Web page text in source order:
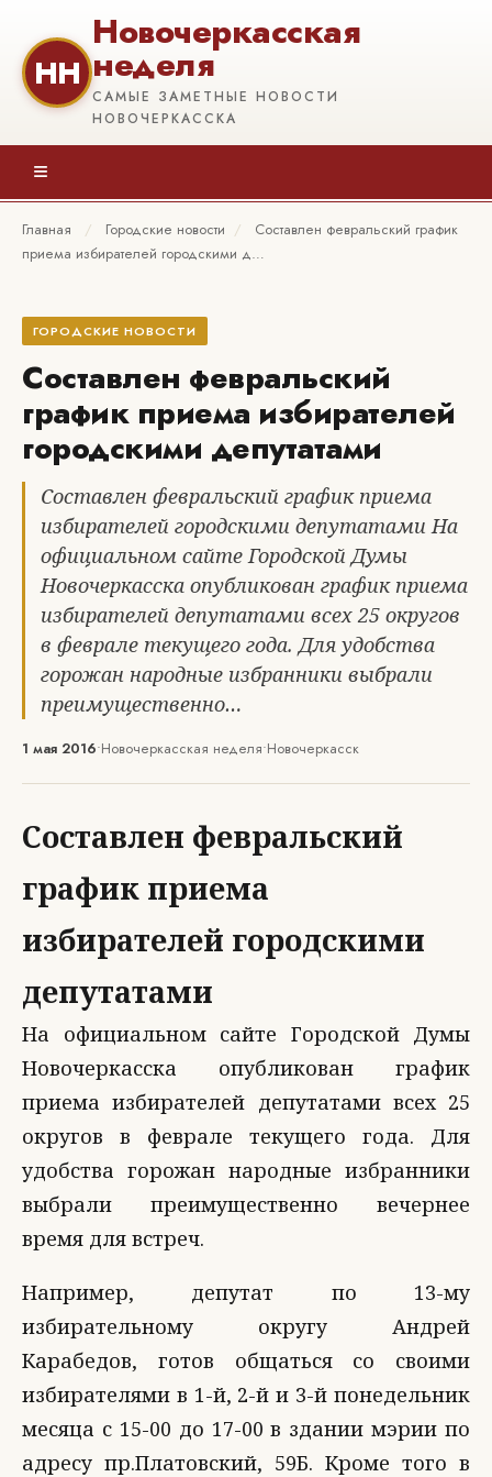
НН
Новочеркасская
неделя
САМЫЕ ЗАМЕТНЫЕ НОВОСТИ
НОВОЧЕРКАССКА
≡
Главная / Городские новости /
Составлен февральский график
приема избирателей городскими д…
ГОРОДСКИЕ НОВОСТИ
Составлен февральский
график приема избирателей
городскими депутатами
Составлен февральский график приема
избирателей городскими депутатами На
официальном сайте Городской Думы
Новочеркасска опубликован график приема
избирателей депутатами всех 25 округов
в феврале текущего года. Для удобства
горожан народные избранники выбрали
преимущественно…
1 мая 2016•Новочеркасская неделя•Новочеркасск
Составлен февральский
график приема
избирателей городскими
депутатами
На официальном сайте Городской Думы
Новочеркасска опубликован график
приема избирателей депутатами всех 25
округов в феврале текущего года. Для
удобства горожан народные избранники
выбрали преимущественно вечернее
время для встреч.
Например, депутат по 13-му
избирательному округу Андрей
Карабедов, готов общаться со своими
избирателями в 1-й, 2-й и 3-й понедельник
месяца с 15-00 до 17-00 в здании мэрии по
адресу пр.Платовский, 59Б. Кроме того в